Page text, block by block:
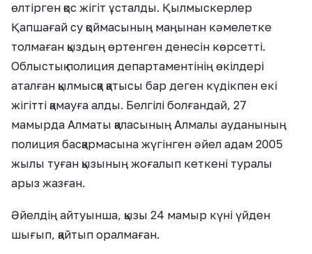
өлтірген қос жігіт ұсталды. Қылмыскерлер
Қапшағай су қоймасының маңынан кәмелетке
толмаған қыздың өртенген денесін көрсетті.
Облыстық полиция департаментінің өкілдері
аталған қылмысқа қатысы бар деген күдікпен екі
жігітті қамауға алды. Белгілі болғандай, 27
мамырда Алматы қаласының Алмалы ауданының
полиция басқармасына жүгінген әйел адам 2005
жылы туған қызының жоғалып кеткені туралы
арыз жазған.
Әйелдің айтуынша, қызы 24 мамыр күні үйден
шығып, қайтып оралмаған.